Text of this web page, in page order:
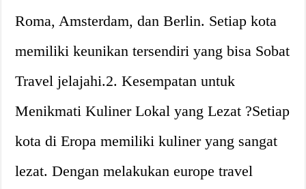
Roma, Amsterdam, dan Berlin. Setiap kota
memiliki keunikan tersendiri yang bisa Sobat
Travel jelajahi.2. Kesempatan untuk
Menikmati Kuliner Lokal yang Lezat ?Setiap
kota di Eropa memiliki kuliner yang sangat
lezat. Dengan melakukan europe travel